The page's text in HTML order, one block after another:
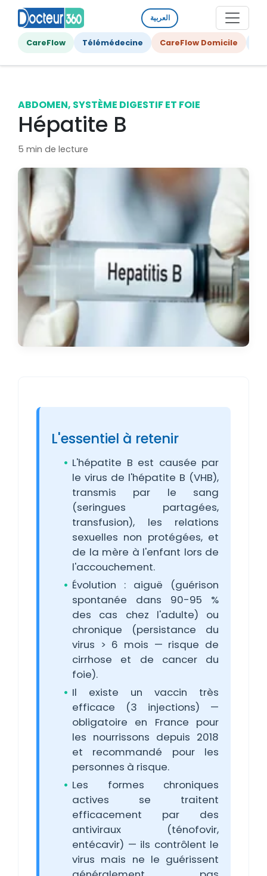
العربية
CareFlow Télémédecine CareFlow Domicile
ABDOMEN, SYSTÈME DIGESTIF ET FOIE
Hépatite B
5 min de lecture
L'essentiel à retenir
L'hépatite B est causée par
le virus de l'hépatite B (VHB),
transmis par le sang
(seringues partagées,
transfusion), les relations
sexuelles non protégées, et
de la mère à l'enfant lors de
l'accouchement.
Évolution : aiguë (guérison
spontanée dans 90-95 %
des cas chez l'adulte) ou
chronique (persistance du
virus > 6 mois — risque de
cirrhose et de cancer du
foie).
Il existe un vaccin très
efficace (3 injections) —
obligatoire en France pour
les nourrissons depuis 2018
et recommandé pour les
personnes à risque.
Les formes chroniques
actives se traitent
efficacement par des
antiviraux (ténofovir,
entécavir) — ils contrôlent le
virus mais ne le guérissent